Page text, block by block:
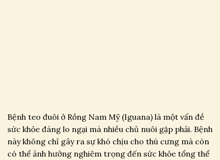
Bệnh teo đuôi ở Rồng Nam Mỹ (Iguana) là một vấn đề
sức khỏe đáng lo ngại mà nhiều chủ nuôi gặp phải. Bệnh
này không chỉ gây ra sự khó chịu cho thú cưng mà còn
có thể ảnh hưởng nghiêm trọng đến sức khỏe tổng thể